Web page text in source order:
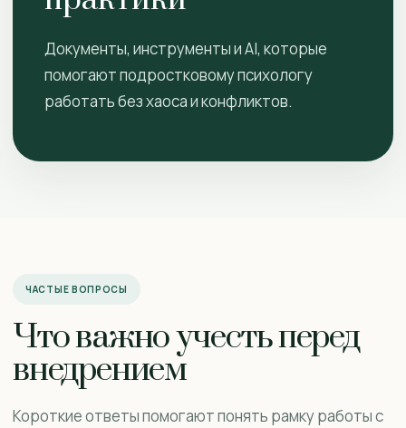
Документы, инструменты и AI, которые
помогают подростковому психологу
работать без хаоса и конфликтов.
ЧАСТЫЕ ВОПРОСЫ
Что важно учесть перед
внедрением
Короткие ответы помогают понять рамку работы с